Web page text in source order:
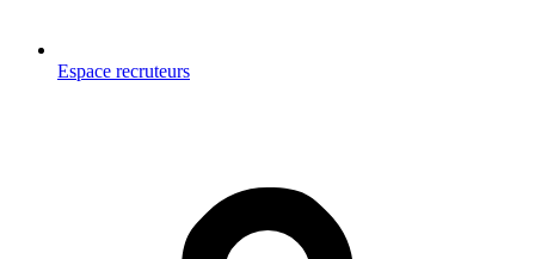
Espace recruteurs